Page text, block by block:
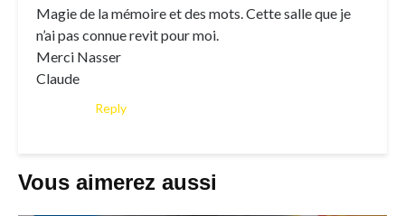
Magie de la mémoire et des mots. Cette salle que je
n’ai pas connue revit pour moi.
Merci Nasser
Claude
Reply
Vous aimerez aussi